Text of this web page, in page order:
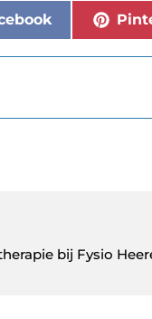
bij Fysio